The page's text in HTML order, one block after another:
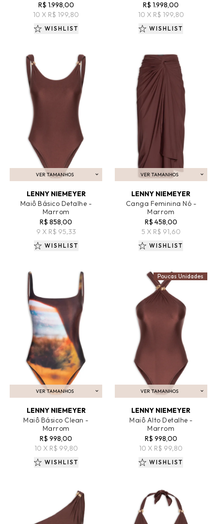
R$ 1.998,00
10 X R$ 199,80
WISHLIST
R$ 1.998,00
10 X R$ 199,80
WISHLIST
VER TAMANHOS
ADICIONAR AO CARRINHO
LENNY NIEMEYER
Maiô Básico Detalhe -
Marrom
R$ 858,00
9 X R$ 95,33
WISHLIST
VER TAMANHOS
ADICIONAR AO CARRINHO
LENNY NIEMEYER
Canga Feminina Nó -
Marrom
R$ 458,00
5 X R$ 91,60
WISHLIST
VER TAMANHOS
ADICIONAR AO CARRINHO
LENNY NIEMEYER
Maiô Básico Clean -
Marrom
R$ 998,00
10 X R$ 99,80
WISHLIST
VER TAMANHOS
ADICIONAR AO CARRINHO
LENNY NIEMEYER
Maiô Alto Detalhe -
Marrom
R$ 998,00
10 X R$ 99,80
Poucas Unidades
WISHLIST